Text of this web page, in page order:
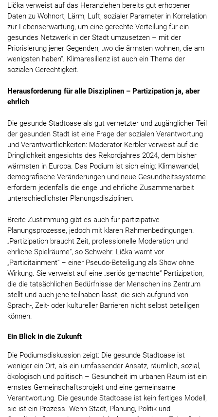
Lička verweist auf das Heranziehen bereits gut erhobener
Daten zu Wohnort, Lärm, Luft, sozialer Parameter in Korrelation
zur Lebenserwartung, um eine gerechte Verteilung für ein
gesundes Netzwerk in der Stadt umzusetzen – mit der
Priorisierung jener Gegenden, „wo die ärmsten wohnen, die am
wenigsten haben“. Klimaresilienz ist auch ein Thema der
sozialen Gerechtigkeit.
Herausforderung für alle Disziplinen – Partizipation ja, aber
ehrlich
Die gesunde Stadtoase als gut vernetzter und zugänglicher Teil
der gesunden Stadt ist eine Frage der sozialen Verantwortung
und Verantwortlichkeiten: Moderator Kerbler verweist auf die
Dringlichkeit angesichts des Rekordjahres 2024, dem bisher
wärmsten in Europa. Das Podium ist sich einig: Klimawandel,
demografische Veränderungen und neue Gesundheitssysteme
erfordern jedenfalls die enge und ehrliche Zusammenarbeit
unterschiedlichster Planungsdisziplinen.
Breite Zustimmung gibt es auch für partizipative
Planungsprozesse, jedoch mit klaren Rahmenbedingungen.
„Partizipation braucht Zeit, professionelle Moderation und
ehrliche Spielräume“, so Schwehr. Lička warnt vor
„Particitainment“ – einer Pseudo-Beteiligung als Show ohne
Wirkung. Sie verweist auf eine „seriös gemachte“ Partizipation,
die die tatsächlichen Bedürfnisse der Menschen ins Zentrum
stellt und auch jene teilhaben lässt, die sich aufgrund von
Sprach-, Zeit- oder kultureller Barrieren nicht selbst beteiligen
können.
Ein Blick in die Zukunft
Die Podiumsdiskussion zeigt: Die gesunde Stadtoase ist
weniger ein Ort, als ein umfassender Ansatz, räumlich, sozial,
ökologisch und politisch – Gesundheit im urbanen Raum ist ein
ernstes Gemeinschaftsprojekt und eine gemeinsame
Verantwortung. Die gesunde Stadtoase ist kein fertiges Modell,
sie ist ein Prozess. Wenn Stadt, Planung, Politik und